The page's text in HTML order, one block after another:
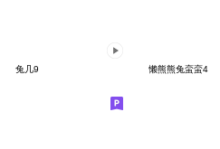
兔几9 懒熊熊兔蛮蛮4